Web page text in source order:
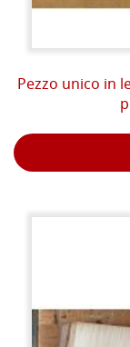
Pezzo unico in